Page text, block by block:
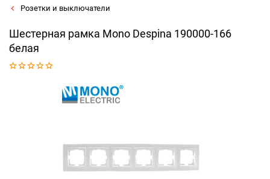
Розетки и выключатели
Шестерная рамка Mono Despina 190000-166
белая